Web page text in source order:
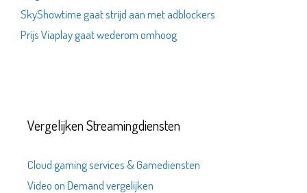
SkyShowtime gaat strijd aan met adblockers
Prijs Viaplay gaat wederom omhoog
Vergelijken Streamingdiensten
Cloud gaming services & Gamediensten
Video on Demand vergelijken